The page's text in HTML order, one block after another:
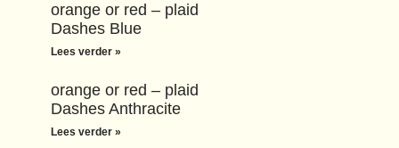
orange or red – plaid
Dashes Blue
Lees verder »
orange or red – plaid
Dashes Anthracite
Lees verder »